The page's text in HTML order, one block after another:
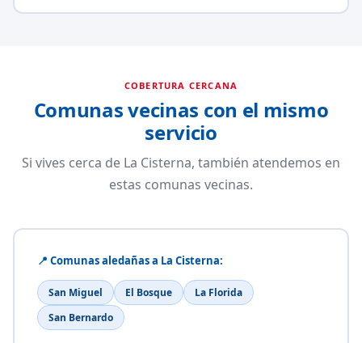
COBERTURA CERCANA
Comunas vecinas con el mismo
servicio
Si vives cerca de La Cisterna, también atendemos en
estas comunas vecinas.
📍 Comunas aledañas a La Cisterna:
San Miguel El Bosque
La Florida
San Bernardo